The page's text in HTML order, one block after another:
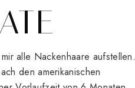
alle Nackenhaare aufstellen.
den amerikanischen